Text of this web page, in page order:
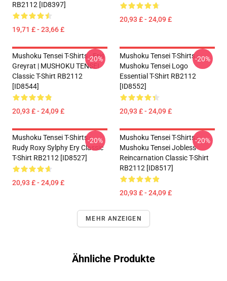
RB2112 [ID8397]
19,71 £ - 23,66 £
20,93 £ - 24,09 £
Mushoku Tensei T-Shirts - Eris
Greyrat | MUSHOKU TENSEI
Classic T-Shirt RB2112
[ID8544]
20,93 £ - 24,09 £
-20%
Mushoku Tensei T-Shirts -
Mushoku Tensei Logo
Essential T-Shirt RB2112
[ID8552]
20,93 £ - 24,09 £
-20%
Mushoku Tensei T-Shirts -
Rudy Roxy Sylphy Ery Classic
T-Shirt RB2112 [ID8527]
20,93 £ - 24,09 £
-20%
Mushoku Tensei T-Shirts -
Mushoku Tensei Jobless
Reincarnation Classic T-Shirt
RB2112 [ID8517]
20,93 £ - 24,09 £
-20%
MEHR ANZEIGEN
Ähnliche Produkte